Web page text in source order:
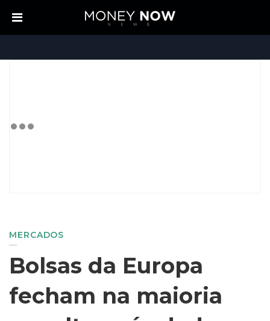
MERCADOS
Bolsas da Europa
fecham na maioria